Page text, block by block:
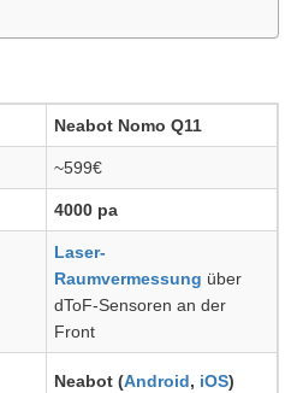
Neabot Nomo Q11
~599€
4000 pa
Laser-
Raumvermessung über
dToF-Sensoren an der
Front
Neabot (Android, iOS)